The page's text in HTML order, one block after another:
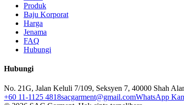
Produk
Baju Korporat
Harga
Jenama
FAQ
Hubungi
Hubungi
No. 21G, Jalan Keluli 7/109, Seksyen 7, 40000 Shah
+60 11-1125 4818sacgarment@gmail.comWhatsApp